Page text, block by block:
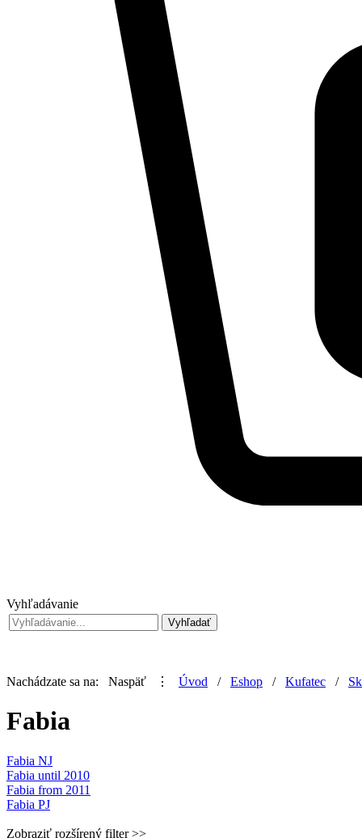
Vyhľadávanie
Nachádzate sa na: Naspäť ⋮ Úvod / Eshop / Kufatec /
Fabia
Fabia NJ
Fabia until 2010
Fabia from 2011
Fabia PJ
Zobraziť rozšírený filter >>